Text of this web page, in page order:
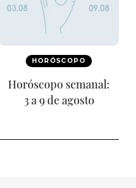
HORÓSCOPO
Horóscopo semanal:
3 a 9 de agosto